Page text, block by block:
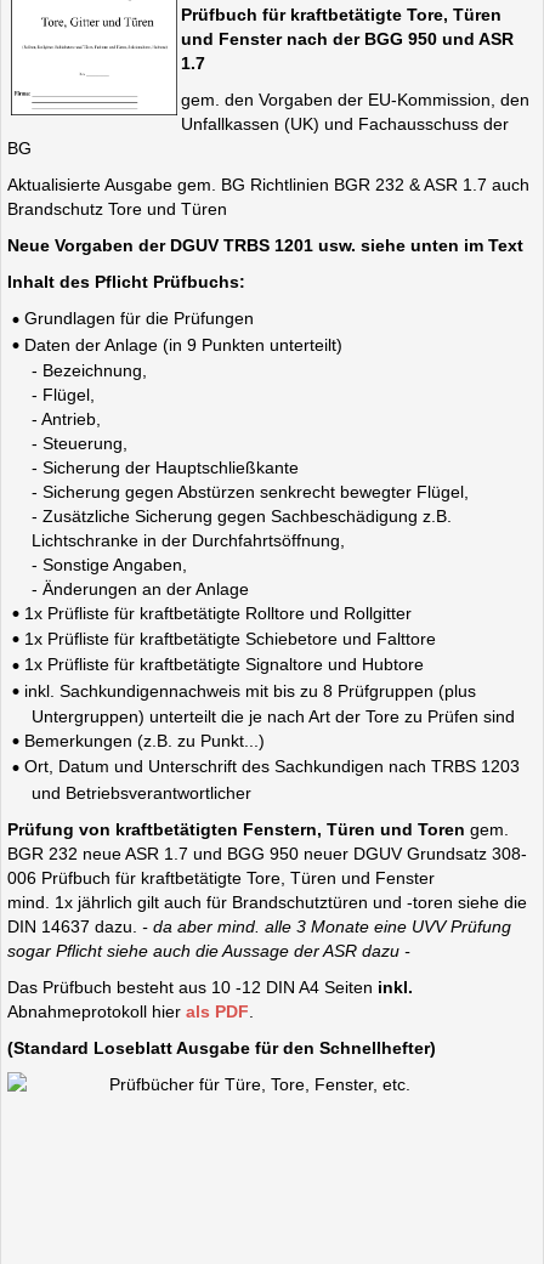
Prüfbuch für kraftbetätigte Tore, Türen
und Fenster nach der BGG 950 und ASR
1.7
gem. den Vorgaben der EU-Kommission, den
Unfallkassen (UK) und Fachausschuss der
BG
Aktualisierte Ausgabe gem. BG Richtlinien BGR 232 & ASR 1.7 auch
Brandschutz Tore und Türen
Neue Vorgaben der DGUV TRBS 1201 usw. siehe unten im Text
Inhalt des Pflicht Prüfbuchs:
Grundlagen für die Prüfungen
Daten der Anlage (in 9 Punkten unterteilt)
- Bezeichnung,
- Flügel,
- Antrieb,
- Steuerung,
- Sicherung der Hauptschließkante
- Sicherung gegen Abstürzen senkrecht bewegter Flügel,
- Zusätzliche Sicherung gegen Sachbeschädigung z.B.
Lichtschranke in der Durchfahrtsöffnung,
- Sonstige Angaben,
- Änderungen an der Anlage
1x Prüfliste für kraftbetätigte Rolltore und Rollgitter
1x Prüfliste für kraftbetätigte Schiebetore und Falttore
1x Prüfliste für kraftbetätigte Signaltore und Hubtore
inkl. Sachkundigennachweis mit bis zu 8 Prüfgruppen (plus
Untergruppen) unterteilt die je nach Art der Tore zu Prüfen sind
Bemerkungen (z.B. zu Punkt...)
Ort, Datum und Unterschrift des Sachkundigen nach TRBS 1203
und Betriebsverantwortlicher
Prüfung von kraftbetätigten Fenstern, Türen und Toren gem.
BGR 232 neue ASR 1.7 und BGG 950 neuer DGUV Grundsatz 308-
006 Prüfbuch für kraftbetätigte Tore, Türen und Fenster
mind. 1x jährlich gilt auch für Brandschutztüren und -toren siehe die
DIN 14637 dazu. - da aber mind. alle 3 Monate eine UVV Prüfung
sogar Pflicht siehe auch die Aussage der ASR dazu -
Das Prüfbuch besteht aus 10 -12 DIN A4 Seiten inkl.
Abnahmeprotokoll hier als PDF
(Standard Loseblatt Ausgabe für den Schnellhefter)